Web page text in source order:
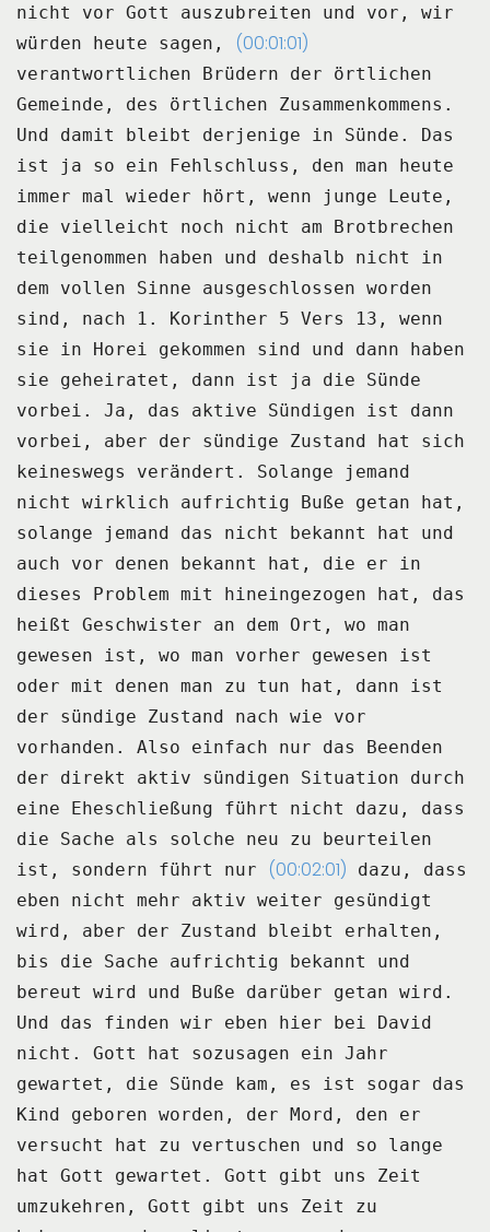
nicht vor Gott auszubreiten und vor, wir
würden heute sagen,
(00:01:01)
verantwortlichen Brüdern der örtlichen
Gemeinde, des örtlichen Zusammenkommens.
Und damit bleibt derjenige in Sünde.
Das
ist ja so ein Fehlschluss, den man heute
immer mal wieder hört, wenn junge Leute,
die vielleicht noch nicht am Brotbrechen
teilgenommen haben und deshalb nicht in
dem vollen Sinne
ausgeschlossen worden
sind, nach 1.
Korinther 5 Vers 13, wenn
sie in Horei gekommen sind und dann haben
sie geheiratet, dann ist
ja die Sünde
vorbei.
Ja, das aktive Sündigen ist dann
vorbei, aber der sündige Zustand hat sich
keineswegs
verändert.
Solange jemand
nicht wirklich aufrichtig Buße getan hat,
solange jemand das nicht bekannt
hat und
auch vor denen bekannt hat, die er in
dieses Problem mit hineingezogen hat, das
heißt Geschwister an dem Ort, wo man
gewesen ist, wo man vorher gewesen ist
oder mit denen man zu tun hat, dann ist
der sündige Zustand nach wie vor
vorhanden.
Also einfach nur das Beenden
der direkt aktiv sündigen Situation durch
eine Eheschließung
führt nicht dazu, dass
die Sache als solche neu zu beurteilen
ist, sondern führt nur
(00:02:01)
dazu, dass
eben nicht mehr aktiv weiter gesündigt
wird, aber der Zustand bleibt erhalten,
bis
die Sache aufrichtig bekannt und
bereut wird und Buße darüber getan wird.
Und das finden wir eben hier bei David
nicht.
Gott hat sozusagen ein Jahr
gewartet, die Sünde kam, es ist sogar das
Kind geboren worden, der Mord, den er
versucht hat zu vertuschen und so lange
hat Gott gewartet.
Gott gibt uns Zeit
umzukehren, Gott gibt uns Zeit zu